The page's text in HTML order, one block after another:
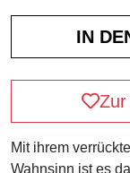
Zur
Mit ihrem
Wahnsinn ist es